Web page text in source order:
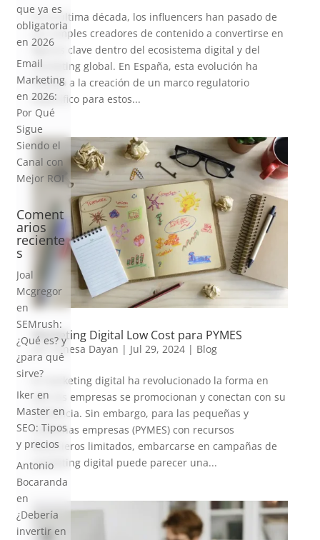
En la última década, los influencers han pasado de
ser simples creadores de contenido a convertirse en
figuras clave dentro del ecosistema digital y del
marketing global. En España, esta evolución ha
llevado a la creación de un marco regulatorio
específico para estos...
Marketing Digital Low Cost para PYMES
porVanesa Dayan | Jul 29, 2024| Blog
El marketing digital ha revolucionado la forma en
que las empresas se promocionan y conectan con su
audiencia. Sin embargo, para las pequeñas y
medianas empresas (PYMES) con recursos
financieros limitados, embarcarse en campañas de
marketing digital puede parecer una...
que ya es
obligatoria
en 2026
Email
Marketing
en 2026:
Por Qué
Sigue
Siendo el
Canal con
Mejor ROI
Coment
arios
reciente
s
Joal
Mcgregor
en
SEMrush:
¿Qué es? y
¿para qué
sirve?
Iker en
Master en
SEO: Tipos
y precios
Antonio
Bocaranda
en
¿Debería
invertir en